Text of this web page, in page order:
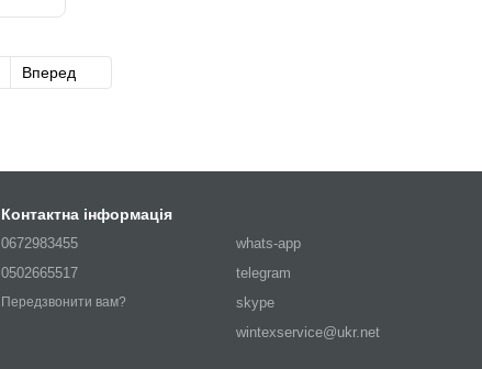
Вперед
Контактна інформація
0672983455
0502665517
Передзвонити вам?
whats-app
telegram
skype
wintexservice@ukr.net